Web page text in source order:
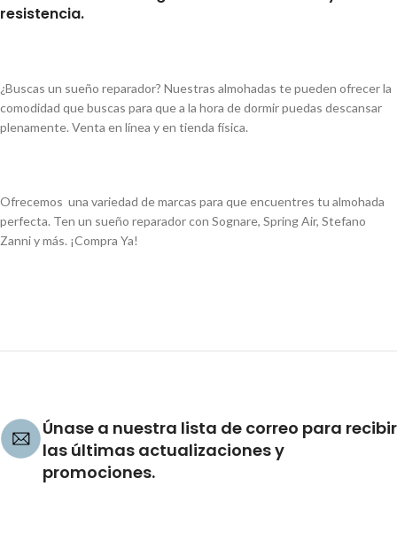
resistencia.
¿Buscas un sueño reparador? Nuestras almohadas te pueden ofrecer la
comodidad que buscas para que a la hora de dormir puedas descansar
plenamente. Venta en línea y en tienda física.
Ofrecemos una variedad de marcas para que encuentres tu almohada
perfecta. Ten un sueño reparador con Sognare, Spring Air, Stefano
Zanni y más. ¡Compra Ya!
Únase a nuestra lista de correo para recibir
las últimas actualizaciones y
promociones.